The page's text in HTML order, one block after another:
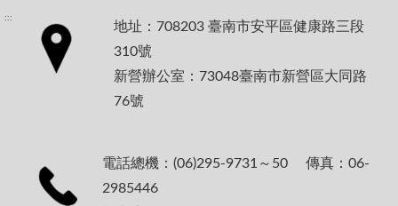
:::
地址：708203 臺南市安平區健康路三段
310號
新營辦公室：73048臺南市新營區大同路
76號
電話總機：(06)295-9731～50 傳真：06-
2985446